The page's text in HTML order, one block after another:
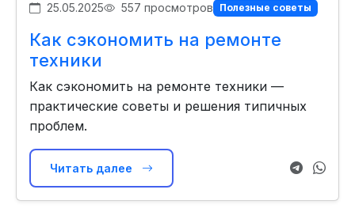
25.05.2025 557 просмотров Полезные советы
Как сэкономить на ремонте
техники
Как сэкономить на ремонте техники —
практические советы и решения типичных
проблем.
Читать далее